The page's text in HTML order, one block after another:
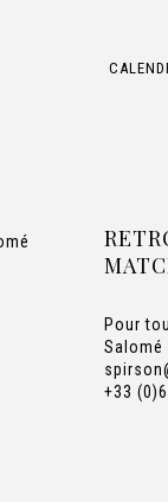
Pour
Salomé
+33